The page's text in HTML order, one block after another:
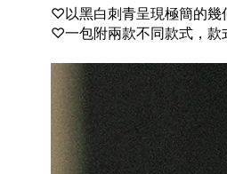
♡以黑白刺青呈現極簡的幾
♡一包附兩款不同款式，款